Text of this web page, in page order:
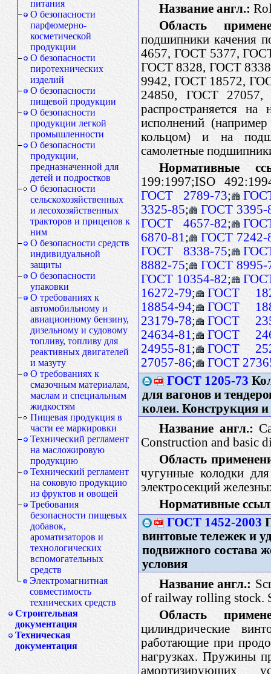
питания
О безопасности
парфюмерно-
косметической
продукции
О безопасности
пиротехнических
изделий
О безопасности
пищевой продукции
О безопасности
продукции легкой
промышленности
О безопасности
продукции,
предназначенной для
детей и подростков
О безопасности
сельскохозяйственных
и лесохозяйственных
тракторов и прицепов к
ним
О безопасности средств
индивидуальной
защиты
О безопасности
упаковки
О требованиях к
автомобильному и
авиационному бензину,
дизельному и судовому
топливу, топливу для
реактивных двигателей
и мазуту
О требованиях к
смазочным материалам,
маслам и специальным
жидкостям
Пищевая продукция в
части ее маркировки
Технический регламент
на масложировую
продукцию
Технический регламент
на соковую продукцию
из фруктов и овощей
Требования
безопасности пищевых
добавок,
ароматизаторов и
технологических
вспомогательных
средств
Электромагнитная
совместимость
технических средств
Строительная
документация
Техническая
документация
Название англ.:
Область
подшипники
4657, ГОСТ 5377,
ГОСТ 8328, ГОСТ
9942, ГОСТ 18572,
24850, ГОСТ 27057,
распространяется на
исполнений
кольцом) и на
самолетные
Нормативные
199:1997;ISO
ГОСТ 2789-73;
3325-85;
ГОСТ 3395-
ГОСТ 4657-82;
6870-81 ;
ГОСТ 7242-
ГОСТ 8338-75;
8882-75;
ГОСТ 8995-
ГОСТ 10354-82;
16272-79;
ГОСТ
18854-94;
ГОСТ
23179-78;
ГОСТ
24634-81 ;
ГОСТ
24955-81 ;
ГОСТ
27057-86;
ГОСТ
ГОСТ 1205-73
для вагонов и
колеи. Конструкция
Название англ.:
Construction and basic
Область
чугунные колодки
электросекций
Нормативные
ГОСТ 1452-2003
винтовые тележек и
подвижного состава
условия
Название англ.:
of railway rolling stock.
Область
цилиндрические
работающие при
нагрузках. Пружины
амортизирующих